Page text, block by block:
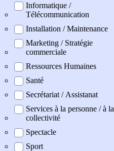
Informatique /
Télécommunication
Installation / Maintenance
Marketing / Stratégie
commerciale
Ressources Humaines
Santé
Secrétariat / Assistanat
Services à la personne / à la
collectivité
Spectacle
Sport